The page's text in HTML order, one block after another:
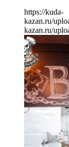
https://kuda-
kazan.ru/
kazan.ru/